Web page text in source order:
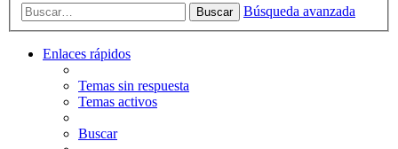
Buscar Búsqueda avanzada
Enlaces rápidos
Temas sin respuesta
Temas activos
Buscar